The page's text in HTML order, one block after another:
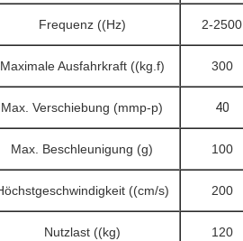
Frequenz ((Hz) 2-2500
Maximale Ausfahrkraft ((kg.f) 300
Max. Verschiebung (mmp-p) 40
Max. Beschleunigung (g) 100
((cm/s) 200
Nutzlast ((kg) 120